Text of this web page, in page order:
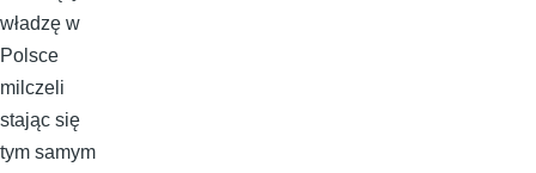
władzę w
Polsce
milczeli
stając się
tym samym